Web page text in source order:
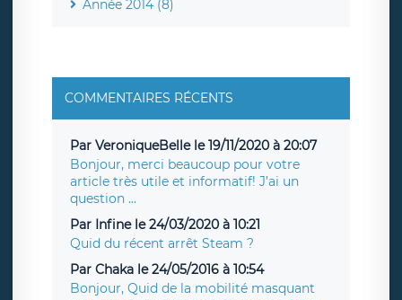
Année 2014 (8)
COMMENTAIRES RÉCENTS
Par VeroniqueBelle le 19/11/2020 à 20:07
Bonjour, merci beaucoup pour votre
article très utile et informatif! J’ai un
question ...
Par Infine le 24/03/2020 à 10:21
Quid du récent arrêt Steam ?
Par Chaka le 24/05/2016 à 10:54
Bonjour, Quid de la mobilité masquant